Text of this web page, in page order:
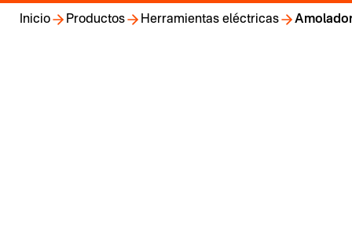
Inicio Productos Herramientas eléctricas